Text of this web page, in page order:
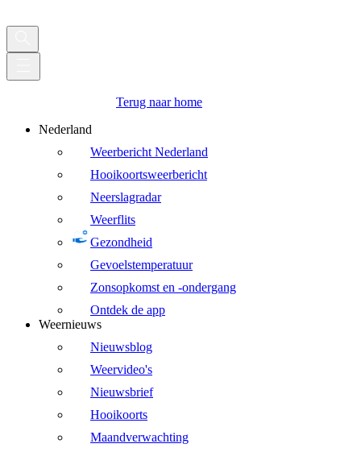
Terug naar home
Nederland
Weerbericht Nederland
Hooikoortsweerbericht
Neerslagradar
Weerflits
Gezondheid
Gevoelstemperatuur
Zonsopkomst en -ondergang
Ontdek de app
Weernieuws
Nieuwsblog
Weervideo's
Nieuwsbrief
Hooikoorts
Maandverwachting